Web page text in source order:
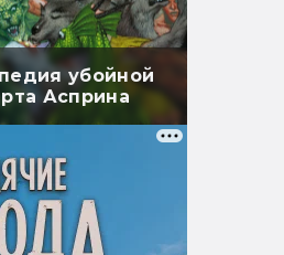
убойной
Асприна